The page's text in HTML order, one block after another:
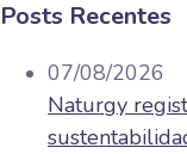
Posts Recentes
07/08/2026
Naturgy